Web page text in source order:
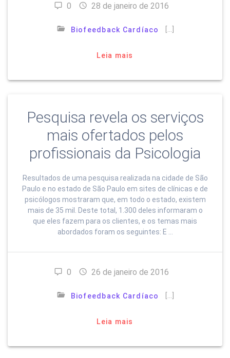
0 28 de janeiro de 2016
Biofeedback Cardíaco […]
Leia mais
Pesquisa revela os serviços
mais ofertados pelos
profissionais da Psicologia
Resultados de uma pesquisa realizada na cidade de São
Paulo e no estado de São Paulo em sites de clínicas e de
psicólogos mostraram que, em todo o estado, existem
mais de 35 mil. Deste total, 1.300 deles informaram o
que eles fazem para os clientes, e os temas mais
abordados foram os seguintes: E …
0 26 de janeiro de 2016
Biofeedback Cardíaco […]
Leia mais